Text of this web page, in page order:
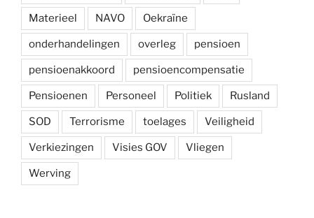
Materieel NAVO Oekraïne
onderhandelingen overleg pensioen
pensioenakkoord pensioencompensatie
Pensioenen Personeel Politiek Rusland
SOD Terrorisme toelages Veiligheid
Verkiezingen Visies GOV Vliegen
Werving